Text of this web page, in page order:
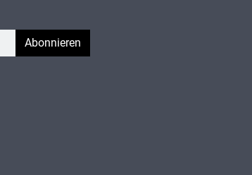
Abonnieren